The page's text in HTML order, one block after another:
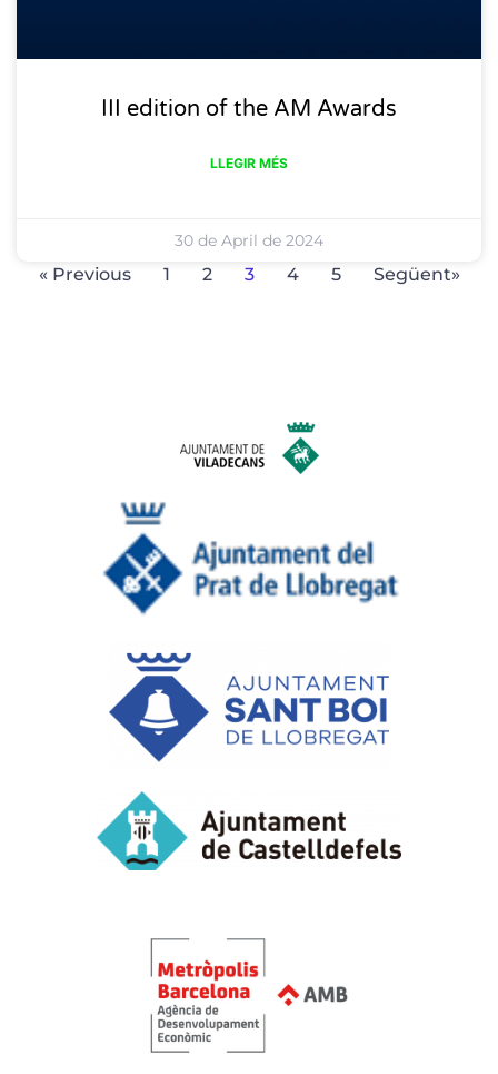
III edition of the AM Awards
LLEGIR MÉS
30 de April de 2024
« Previous 1 2 3 4 5 Següent»